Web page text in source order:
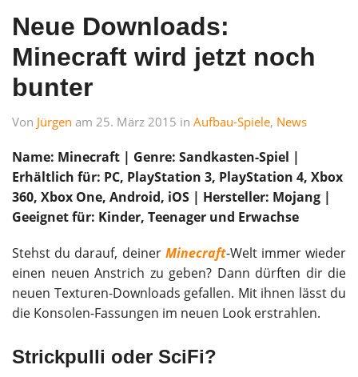
Neue Downloads:
Minecraft wird jetzt noch
bunter
Von Jürgen am 25. März 2015 in Aufbau-Spiele, News
Name: Minecraft | Genre: Sandkasten-Spiel |
Erhältlich für: PC, PlayStation 3, PlayStation 4, Xbox
360, Xbox One, Android, iOS | Hersteller: Mojang |
Geeignet für: Kinder, Teenager und Erwachse
Stehst du darauf, deiner Minecraft-Welt immer wieder
einen neuen Anstrich zu geben? Dann dürften dir die
neuen Texturen-Downloads gefallen. Mit ihnen lässt du
die Konsolen-Fassungen im neuen Look erstrahlen.
Strickpulli oder SciFi?